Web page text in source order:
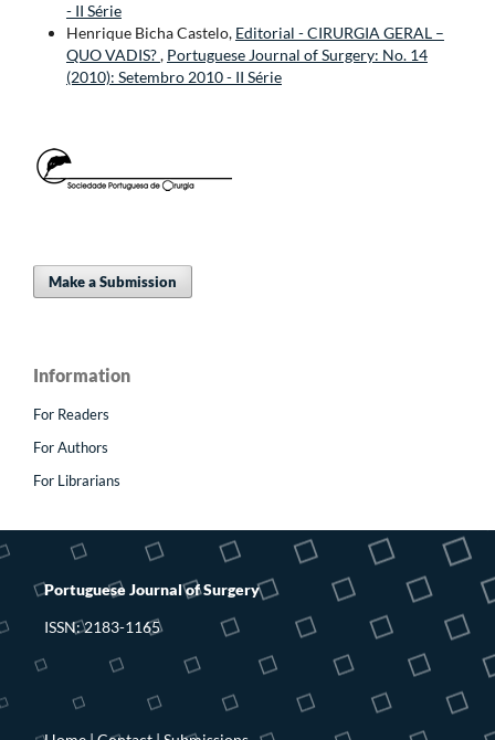
- II Série
Henrique Bicha Castelo, Editorial - CIRURGIA GERAL –
QUO VADIS?, Portuguese Journal of Surgery: No. 14
(2010): Setembro 2010 - II Série
Make a Submission
Information
For Readers
For Authors
For Librarians
Portuguese Journal of Surgery
ISSN: 2183-1165